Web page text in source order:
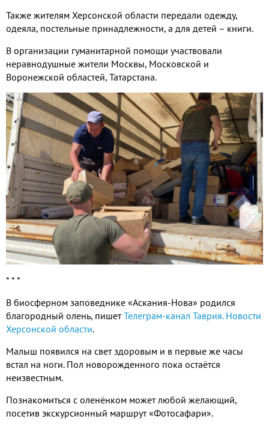
Также жителям Херсонской области передали одежду,
одеяла, постельные принадлежности, а для детей – книги.
В организации гуманитарной помощи участвовали
неравнодушные жители Москвы, Московской и
Воронежской областей, Татарстана.
* * *
В биосферном заповеднике «Аскания-Нова» родился
благородный олень, пишетТелеграм-канал Таврия. Новости
Херсонской области.
Малыш появился на свет здоровым и в первые же часы
встал на ноги. Пол новорожденного пока остаётся
неизвестным.
Познакомиться с оленёнком может любой желающий,
посетив экскурсионный маршрут «Фотосафари».